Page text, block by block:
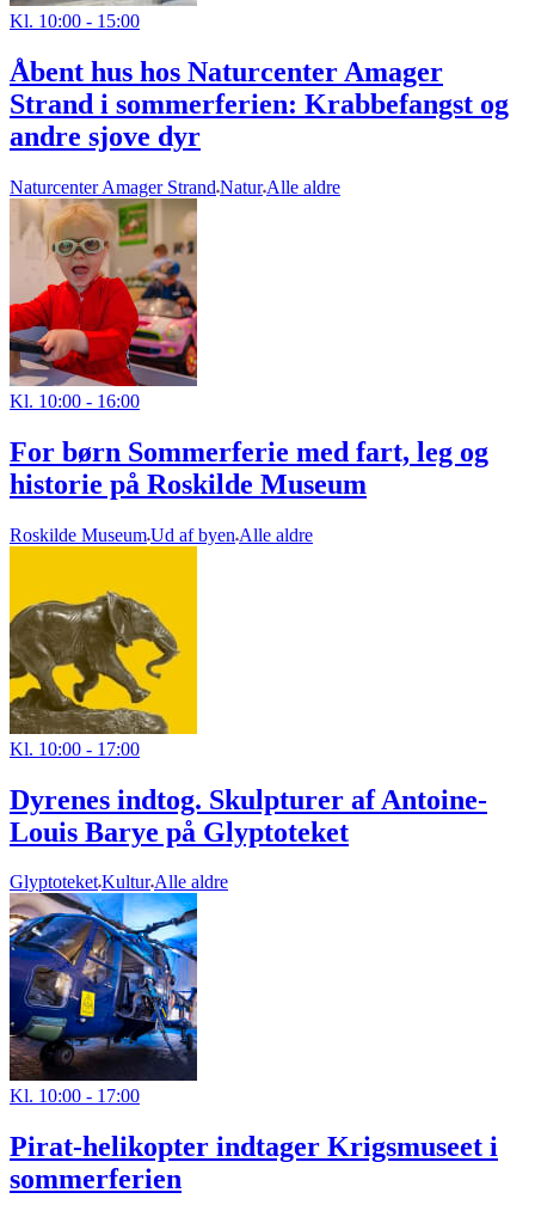
Kl. 10:00 - 15:00
Åbent hus hos Naturcenter Amager
Strand i sommerferien: Krabbefangst og
andre sjove dyr
Naturcenter Amager Strand Natur Alle aldre
Kl. 10:00 - 16:00
For børn Sommerferie med fart, leg og
historie på Roskilde Museum
Roskilde MuseumUd af byen Alle aldre
Kl. 10:00 - 17:00
Dyrenes indtog. Skulpturer af Antoine-
Louis Barye på Glyptoteket
GlyptoteketKulturAlle aldre
Kl. 10:00 - 17:00
Pirat-helikopter indtager Krigsmuseet i
sommerferien